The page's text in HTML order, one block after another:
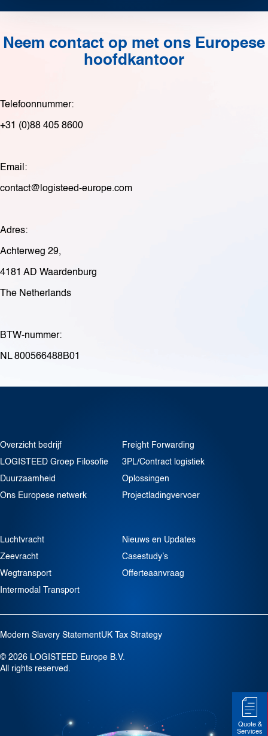
Neem contact op met ons Europese
hoofdkantoor
Telefoonnummer:
+31 (0)88 405 8600
Email:
contact@logisteed-europe.com
Adres:
Achterweg 29,
4181 AD Waardenburg
The Netherlands
BTW-nummer:
NL 800566488B01
Overzicht bedrijf
LOGISTEED Groep Filosofie
Duurzaamheid
Ons Europese netwerk
Freight Forwarding
3PL/Contract logistiek
Oplossingen
Projectladingvervoer
Luchtvracht
Zeevracht
Wegtransport
Intermodal Transport
Nieuws en Updates
Casestudy’s
Offerteaanvraag
© 2026 LOGISTEED Europe B.V.
All rights reserved.
Modern Slavery StatementUK Tax Strategy
Quote &
Services